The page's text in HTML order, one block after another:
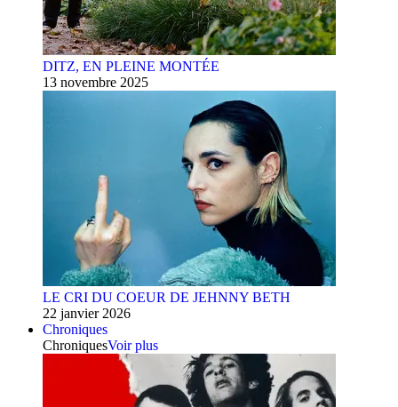
DITZ, EN PLEINE MONTÉE
13 novembre 2025
LE CRI DU COEUR DE JEHNNY BETH
22 janvier 2026
Chroniques
ChroniquesVoir plus